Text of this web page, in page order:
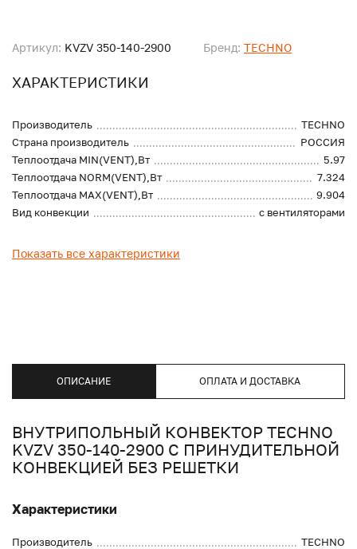
Артикул: KVZV 350-140-2900 Бренд: TECHNO
ХАРАКТЕРИСТИКИ
Производитель
TECHNO
Страна производитель
РОССИЯ
Теплоотдача MIN(VENT),Вт
5.97
Теплоотдача NORM(VENT),Вт
7.324
Теплоотдача MAX(VENT),Вт
9.904
Вид конвекции
с вентиляторами
Показать все характеристики
ОПИСАНИЕ ОПЛАТА И ДОСТАВКА
ВНУТРИПОЛЬНЫЙ КОНВЕКТОР TECHNO
KVZV 350-140-2900 С ПРИНУДИТЕЛЬНОЙ
КОНВЕКЦИЕЙ БЕЗ РЕШЕТКИ
Характеристики
Производитель
TECHNO